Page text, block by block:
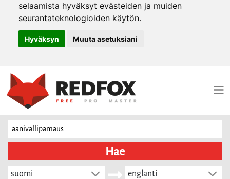
selaamista hyväksyt evästeiden ja muiden
seurantateknologioiden käytön.
Hyväksyn Muuta asetuksiani
Hae
suomi englanti